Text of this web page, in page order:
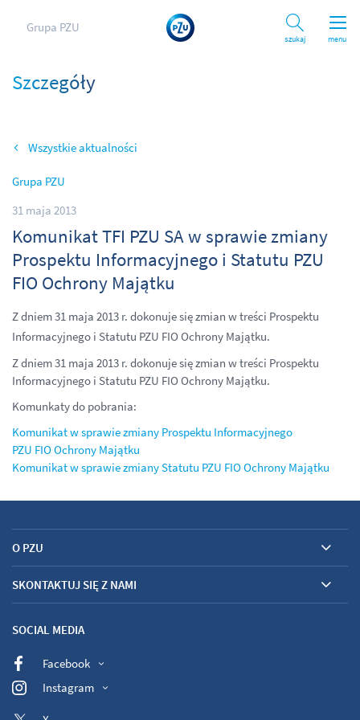
menu
Grupa PZU
Szukaj
Szczegóły
Wszystkie aktualności
Grupa PZU
31 maja 2013
Komunikat TFI PZU SA w sprawie zmiany
Prospektu Informacyjnego i Statutu PZU
FIO Ochrony Majątku
Z dniem 31 maja 2013 r. dokonuje się zmian w treści Prospektu
Informacyjnego i Statutu PZU FIO Ochrony Majątku.
Z dniem 31 maja 2013 r. dokonuje się zmian w treści Prospektu
Informacyjnego i Statutu PZU FIO Ochrony Majątku.
Komunkaty do pobrania:
Komunikat w sprawie zmiany Prospektu Informacyjnego
PZU FIO Ochrony Majątku
Komunikat w sprawie zmiany Statutu PZU FIO Ochrony Majątku
O PZU
SKONTAKTUJ SIĘ Z NAMI
SOCIAL MEDIA
Facebook
Instagram